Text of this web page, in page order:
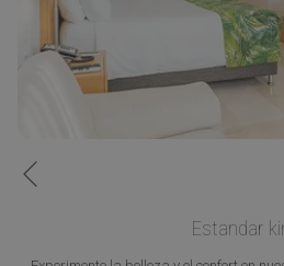
Anterior
Estandar